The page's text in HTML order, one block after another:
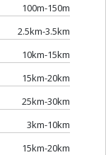
100m-150m
2.5km-3.5km
10km-15km
15km-20km
25km-30km
3km-10km
15km-20km